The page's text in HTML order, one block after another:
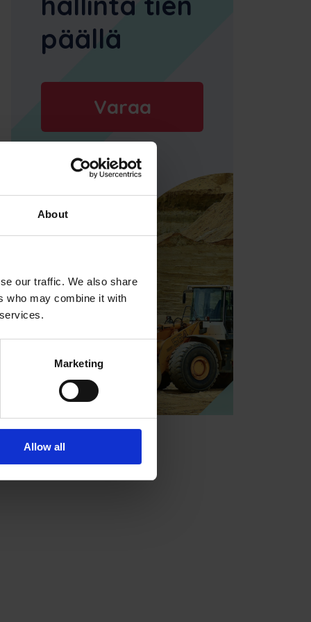
About
our traffic. We also share
who may combine it with
Marketing
Allow all
päällä
Varaa
esittely